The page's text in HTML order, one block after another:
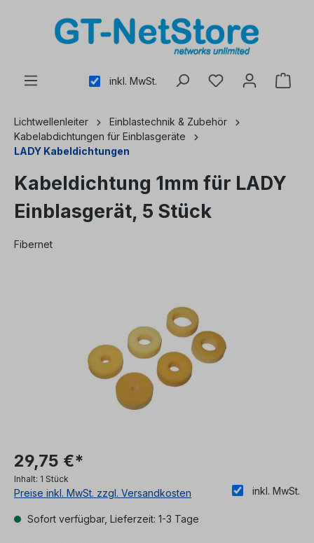
inkl. MwSt.
Lichtwellenleiter
Einblastechnik & Zubehör
Kabelabdichtungen für Einblasgeräte
LADY Kabeldichtungen
Kabeldichtung 1mm für LADY
Einblasgerät, 5 Stück
Fibernet
29,75 €*
Inhalt: 1 Stück
inkl. MwSt.
Preise inkl. MwSt. zzgl. Versandkosten
Sofort verfügbar, Lieferzeit: 1-3 Tage